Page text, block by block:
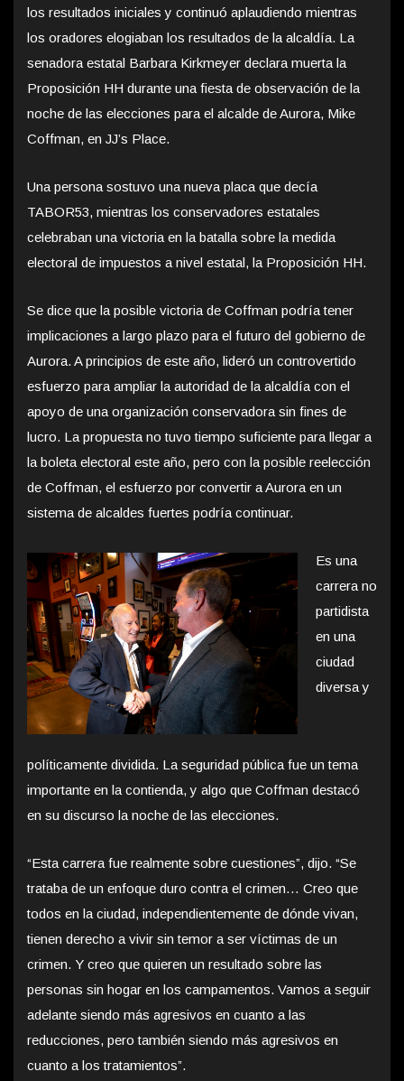
los resultados iniciales y continuó aplaudiendo mientras
los oradores elogiaban los resultados de la alcaldía. La
senadora estatal Barbara Kirkmeyer declara muerta la
Proposición HH durante una fiesta de observación de la
noche de las elecciones para el alcalde de Aurora, Mike
Coffman, en JJ’s Place.
Una persona sostuvo una nueva placa que decía
TABOR53, mientras los conservadores estatales
celebraban una victoria en la batalla sobre la medida
electoral de impuestos a nivel estatal, la Proposición HH.
Se dice que la posible victoria de Coffman podría tener
implicaciones a largo plazo para el futuro del gobierno de
Aurora. A principios de este año, lideró un controvertido
esfuerzo para ampliar la autoridad de la alcaldía con el
apoyo de una organización conservadora sin fines de
lucro. La propuesta no tuvo tiempo suficiente para llegar a
la boleta electoral este año, pero con la posible reelección
de Coffman, el esfuerzo por convertir a Aurora en un
sistema de alcaldes fuertes podría continuar.
Es una
carrera no
partidista
en una
ciudad
diversa y
políticamente dividida. La seguridad pública fue un tema
importante en la contienda, y algo que Coffman destacó
en su discurso la noche de las elecciones.
“Esta carrera fue realmente sobre cuestiones”, dijo. “Se
trataba de un enfoque duro contra el crimen… Creo que
todos en la ciudad, independientemente de dónde vivan,
tienen derecho a vivir sin temor a ser víctimas de un
crimen. Y creo que quieren un resultado sobre las
personas sin hogar en los campamentos. Vamos a seguir
adelante siendo más agresivos en cuanto a las
reducciones, pero también siendo más agresivos en
cuanto a los tratamientos”.